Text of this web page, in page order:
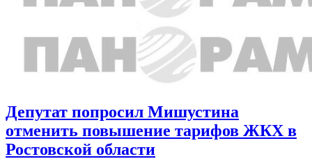
Депутат попросил Мишустина
отменить повышение тарифов ЖКХ в
Ростовской области